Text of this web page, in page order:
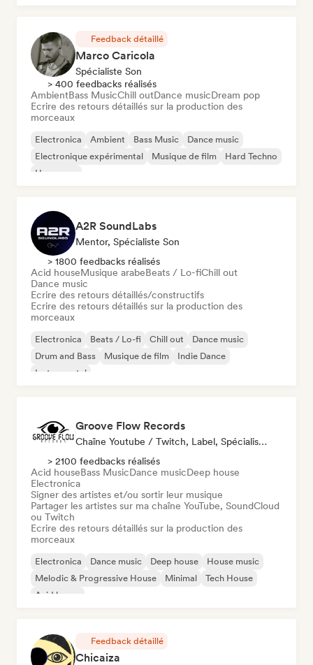
Feedback détaillé
Marco Caricola
Spécialiste Son
> 400 feedbacks réalisés
AmbientBass MusicChill outDance musicDream pop
Ecrire des retours détaillés sur la production des
morceaux
Electronica Ambient Bass Music
Dance music
Electronique expérimental
Musique de film
Hard Techno
Hyperpop
A2R SoundLabs
Mentor, Spécialiste Son
> 1800 feedbacks réalisés
Acid houseMusique arabeBeats / Lo-fiChill out
Dance music
Ecrire des retours détaillés/constructifs
Ecrire des retours détaillés sur la production des
morceaux
Electronica Beats / Lo-fi Chill out
Dance music
Drum and Bass
Musique de film
Indie Dance
Instrumental
Groove Flow Records
Chaîne Youtube / Twitch, Label, Spécialiste Son
> 2100 feedbacks réalisés
Acid houseBass MusicDance musicDeep house
Electronica
Signer des artistes et/ou sortir leur musique
Partager les artistes sur ma chaîne YouTube, SoundCloud
ou Twitch
Ecrire des retours détaillés sur la production des
morceaux
Electronica Dance music Deep house
House music
Melodic & Progressive House
Minimal
Tech House
Acid house
Feedback détaillé
Chicaiza